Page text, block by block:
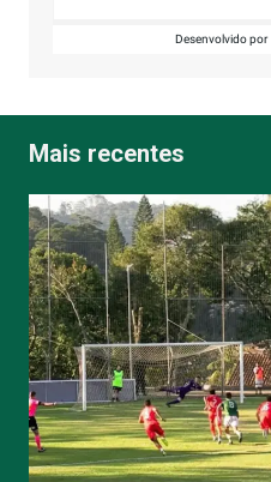
Desenvolvido por
Mais recentes